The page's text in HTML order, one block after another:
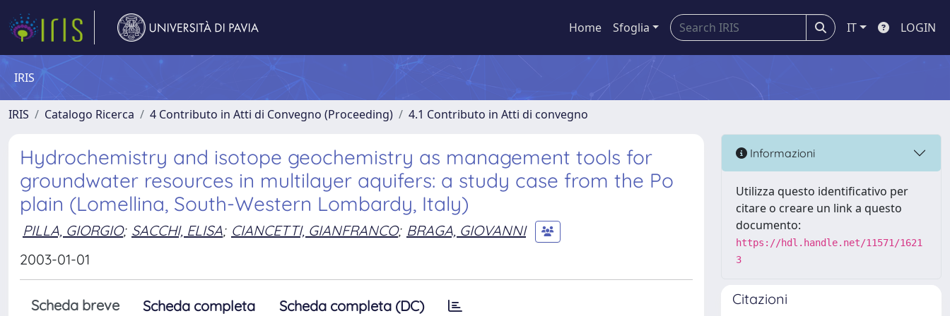
Home Sfoglia IT LOGIN
IRIS
IRIS Catalogo Ricerca 4 Contributo in Atti di Convegno (Proceeding) 4.1 Contributo in Atti di convegno
Hydrochemistry and isotope geochemistry as management tools for
groundwater resources in multilayer aquifers: a study case from the Po
plain (Lomellina, South-Western Lombardy, Italy)
PILLA, GIORGIO; SACCHI, ELISA; CIANCETTI, GIANFRANCO; BRAGA, GIOVANNI
2003-01-01
Scheda breve Scheda completa Scheda completa (DC)
Informazioni
Utilizza questo identificativo per
citare o creare un link a questo
documento:
https://hdl.handle.net/11571/1621
3
Citazioni